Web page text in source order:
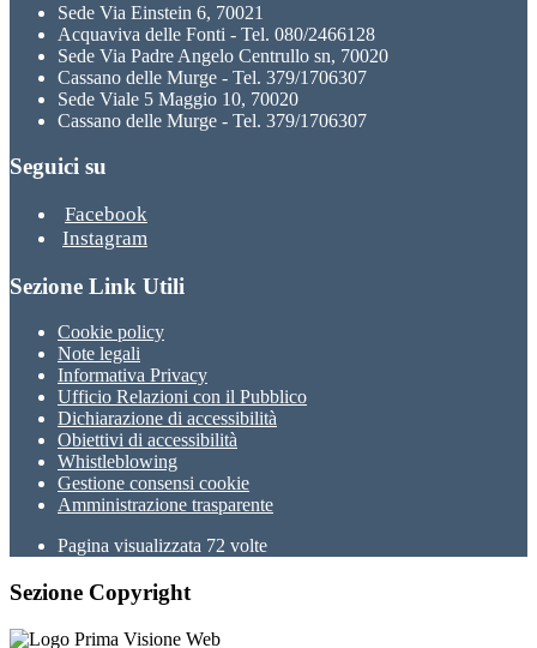
Sede Via Einstein 6, 70021
Acquaviva delle Fonti - Tel. 080/2466128
Sede Via Padre Angelo Centrullo sn, 70020
Cassano delle Murge - Tel. 379/1706307
Sede Viale 5 Maggio 10, 70020
Cassano delle Murge - Tel. 379/1706307
Seguici su
Facebook
Instagram
Sezione Link Utili
Cookie policy
Note legali
Informativa Privacy
Ufficio Relazioni con il Pubblico
Dichiarazione di accessibilità
Obiettivi di accessibilità
Whistleblowing
Gestione consensi cookie
Amministrazione trasparente
Pagina visualizzata 72 volte
Sezione Copyright